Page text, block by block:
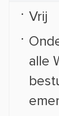
Vrij
alle